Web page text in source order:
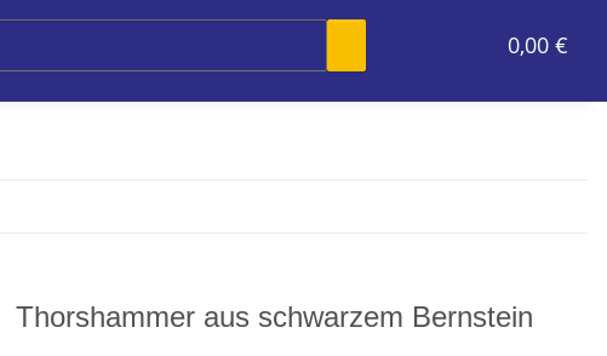
0,00 €
Thorshammer aus schwarzem Bernstein